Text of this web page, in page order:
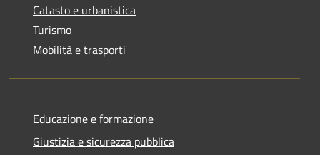
Catasto e urbanistica
Turismo
Mobilità e trasporti
Educazione e formazione
Giustizia e sicurezza pubblica